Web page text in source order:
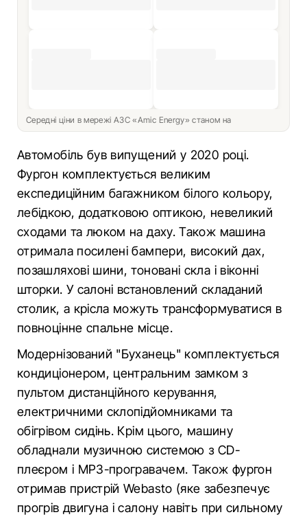
Середні ціни в мережі АЗС «Amic Energy» станом на
Автомобіль був випущений у 2020 році.
Фургон комплектується великим
експедиційним багажником білого кольору,
лебідкою, додатковою оптикою, невеликий
сходами та люком на даху. Також машина
отримала посилені бампери, високий дах,
позашляхові шини, тоновані скла і віконні
шторки. У салоні встановлений складаний
столик, а крісла можуть трансформуватися в
повноцінне спальне місце.
Модернізований "Буханець" комплектується
кондиціонером, центральним замком з
пультом дистанційного керування,
електричними склопідйомниками та
обігрівом сидінь. Крім цього, машину
обладнали музичною системою з CD-
плеєром і MP3-програвачем. Також фургон
отримав пристрій Webasto (яке забезпечує
прогрів двигуна і салону навіть при сильному